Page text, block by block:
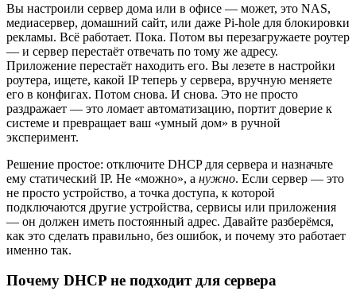
Вы настроили сервер дома или в офисе — может, это NAS,
медиасервер, домашний сайт, или даже Pi-hole для блокировки
рекламы. Всё работает. Пока. Потом вы перезагружаете роутер
— и сервер перестаёт отвечать по тому же адресу.
Приложение перестаёт находить его. Вы лезете в настройки
роутера, ищете, какой IP теперь у сервера, вручную меняете
его в конфигах. Потом снова. И снова. Это не просто
раздражает — это ломает автоматизацию, портит доверие к
системе и превращает ваш «умный дом» в ручной
эксперимент.
Решение простое: отключите DHCP для сервера и назначьте
ему статический IP. Не «можно», а нужно. Если сервер — это
не просто устройство, а точка доступа, к которой
подключаются другие устройства, сервисы или приложения
— он должен иметь постоянный адрес. Давайте разберёмся,
как это сделать правильно, без ошибок, и почему это работает
именно так.
Почему DHCP не подходит для сервера